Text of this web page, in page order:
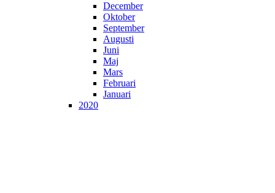
December
Oktober
September
Augusti
Juni
Maj
Mars
Februari
Januari
2020